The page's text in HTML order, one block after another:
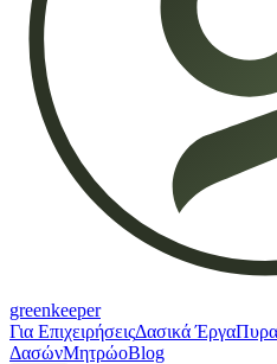
greenkeeper
Για ΕπιχειρήσειςΔασικά Έργα
ΔασώνΜητρώοBlog